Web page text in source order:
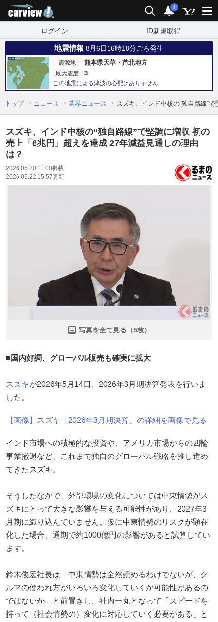
検索 通知
i
ログイン ID新規取得
地震情報 8月6日16時18分ごろ発生
震源地 熊本県天草・芦北地方
最大震度 3
この地震による津波の心配はありません
トップ ニュース 業界ニュース スズキ、インド中核の“独自路線”
スズキ、インド中核の“独自路線”で堅調に増収 初の
売上「6兆円」超えを達成 27年減益見通しの理由
は？
2026.05.20 11:00掲載
2026.05.22 15:57更新
写真を全て見る（5枚）
■国内好調、グローバル販売も確実に拡大
スズキが2026年5月14日、2026年3月期決算発表を行いま
した。
【画像】スズキ「2026年3月期決算」の詳細を画像で見る
インド市場への積極的な投資や、アメリカ市場からの四輪
事業撤退など、これまで独自のグローバル戦略を推し進め
てきたスズキ。
そうしたなかで、外部環境の変化については中東情勢がス
ズキにとって大きな影響を与える可能性があり、2027年3
月期に織り込んでいません。仮に中東情勢のリスクが顕在
化した場合、通期で約1000億円の影響があると試算してい
ます。
鈴木俊宏社長は「中東情勢は全然読めるわけでないが、ク
ルマの使われ方がいろいろ変化していくが可能性があるの
ではないか」と前置きし、社内一丸となって「スピードを
持って（社会情勢の）変化に対応していく必要がある」と